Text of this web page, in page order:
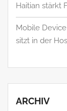
Haitian stärkt
Mobile
sitzt in der
ARCHIV